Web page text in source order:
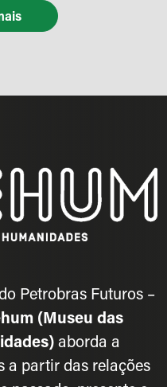
Petrobras Futuros –
(Museu das
aborda a
a partir das relações